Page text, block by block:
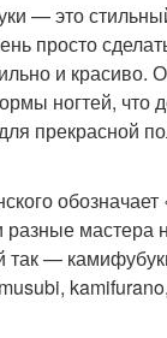
— это
просто
и красиво.
ногтей, что
прекрасной
разные
так —